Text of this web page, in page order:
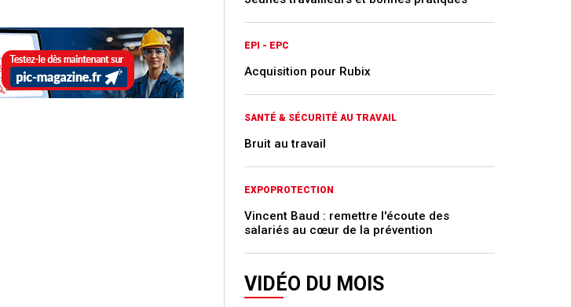
EPI - EPC
Acquisition pour Rubix
SANTÉ & SÉCURITÉ AU TRAVAIL
Bruit au travail
EXPOPROTECTION
Vincent Baud : remettre l'écoute des
salariés au cœur de la prévention
VIDÉO DU MOIS